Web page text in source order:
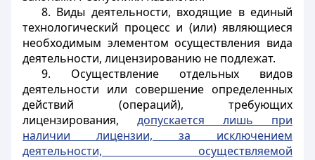
8. Виды деятельности, входящие в единый
технологический процесс и (или) являющиеся
необходимым элементом осуществления вида
деятельности, лицензированию не подлежат.
9. Осуществление отдельных видов
деятельности или совершение определенных
действий (операций), требующих
лицензирования, допускается лишь при
наличии лицензии, за исключением
деятельности, осуществляемой